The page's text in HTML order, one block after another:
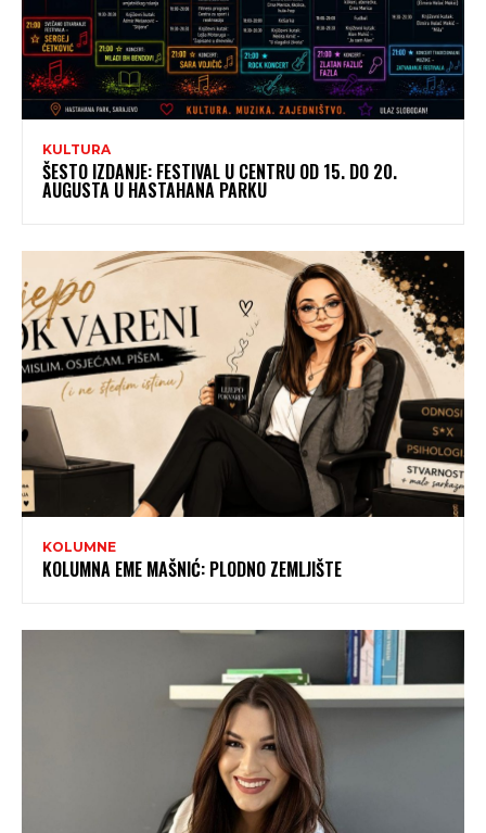
KULTURA
ŠESTO IZDANJE: FESTIVAL U CENTRU OD 15. DO 20.
AUGUSTA U HASTAHANA PARKU
KOLUMNE
KOLUMNA EME MAŠNIĆ: PLODNO ZEMLJIŠTE